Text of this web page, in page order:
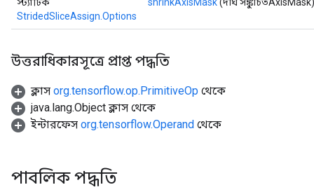
StridedSliceAssign.Options
উত্তরাধিকারসূত্রে প্রাপ্ত পদ্ধতি
ক্লাস org.tensorflow.op.PrimitiveOp থেকে
java.lang.Object ক্লাস থেকে
ইন্টারফেস org.tensorflow.Operand থেকে
পাবলিক পদ্ধতি